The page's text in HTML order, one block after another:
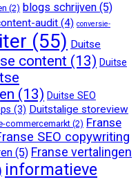
(2) blogs schrijven (5)
audit (4) conversie-
(55) Duitse
content (13) Duitse
(13) Duitse SEO
(3) Duitstalige storeview
commercemarkt (2) Franse
SEO copywriting
(5) Franse vertalingen
informatieve